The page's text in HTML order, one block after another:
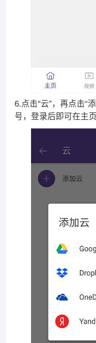
6.点击“云”，再点击“
号，登录后即可在主